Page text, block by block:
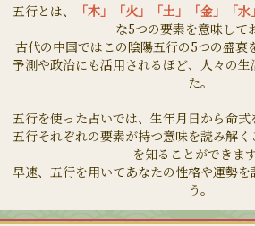
五行とは、
「木」「火」「土」「金」「水」
な5つの要素を意味して
古代の中国ではこの陰陽五行の5つの盛衰
予測や政治にも活用されるほど、人々の
た。
五行を使った占いでは、生年月日から命
五行それぞれの要素が持つ意味を読み解
を知ることができます
早速、五行を用いてあなたの性格や運勢を
う。